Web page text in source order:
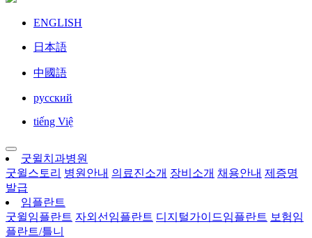
ENGLISH
日本語
中國語
русский
tiếng Việ
굿윌치과병원
굿윌스토리 병원안내 의료진소개 장비소개 채용안내 제증명
발급
임플란트
굿윌임플란트 자외선임플란트 디지털가이드임플란트 보험임
플란트/틀니